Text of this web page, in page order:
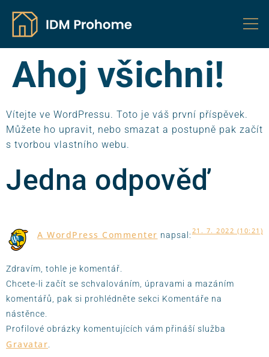
Ahoj všichni!
Vítejte ve WordPressu. Toto je váš první příspěvek.
Můžete ho upravit, nebo smazat a postupně pak začít
s tvorbou vlastního webu.
Jedna odpověď
A WordPress Commenter napsal: 21. 7. 2022 (10:21)
Zdravím, tohle je komentář.
Chcete-li začít se schvalováním, úpravami a mazáním
komentářů, pak si prohlédněte sekci Komentáře na
nástěnce.
Profilové obrázky komentujících vám přináší služba
Gravatar.